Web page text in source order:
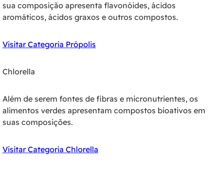
sua composição apresenta flavonóides, ácidos
aromáticos, ácidos graxos e outros compostos.
Visitar Categoria Própolis
Chlorella
Além de serem fontes de fibras e micronutrientes, os
alimentos verdes apresentam compostos bioativos em
suas composições.
Visitar Categoria Chlorella